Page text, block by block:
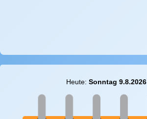
Heute: Sonntag 9.8.2026